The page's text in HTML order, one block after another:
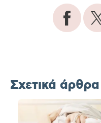
Σχετικά άρθρα